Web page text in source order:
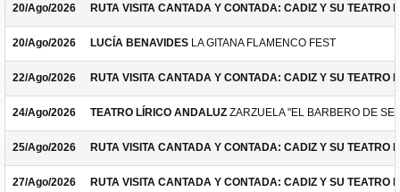
20/Ago/2026 RUTA VISITA CANTADA Y CONTADA: CADIZ Y SU TEATRO
20/Ago/2026 LUCÍA BENAVIDES LA GITANA FLAMENCO FEST
22/Ago/2026 RUTA VISITA CANTADA Y CONTADA: CADIZ Y SU TEATRO
24/Ago/2026 TEATRO LÍRICO ANDALUZ ZARZUELA "EL BARBERO DE
25/Ago/2026 RUTA VISITA CANTADA Y CONTADA: CADIZ Y SU TEATRO
27/Ago/2026 RUTA VISITA CANTADA Y CONTADA: CADIZ Y SU TEATRO